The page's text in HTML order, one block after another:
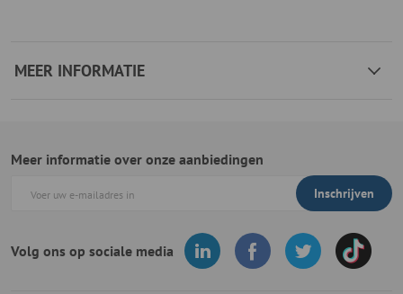
MEER INFORMATIE
Meer informatie over onze aanbiedingen
Inschrijven
Volg ons op sociale media